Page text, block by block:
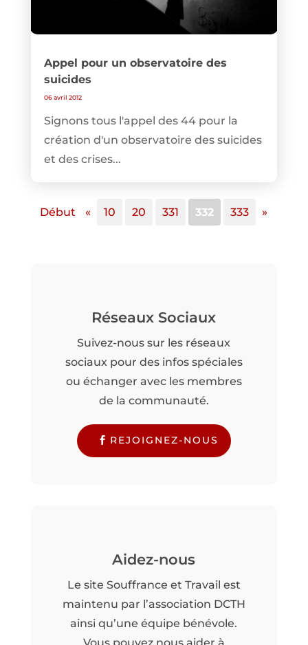
Appel pour un observatoire des
suicides
06 avril 2012
Signons tous l'appel des 44 pour la
création d'un observatoire des suicides
et des crises...
Début « 10 20 331 332 333 »
Réseaux Sociaux
Suivez-nous sur les réseaux
sociaux pour des infos spéciales
ou échanger avec les membres
de la communauté.
REJOIGNEZ-NOUS
Aidez-nous
Le site Souffrance et Travail est
maintenu par l’association DCTH
ainsi qu’une équipe bénévole.
Vous pouvez nous aider à